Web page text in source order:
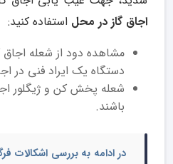
اجاق گاز در محل استفاده کنید:
مشاهده دود از شعله
دستگاه یک ایراد فنی در
شعله پخش کن و ژیگلور
باشند.
در ادامه به بررسی اشکالات